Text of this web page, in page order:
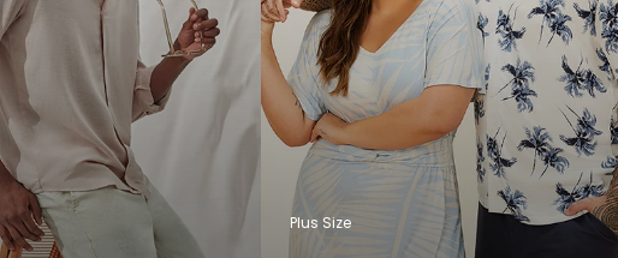
Plus Size